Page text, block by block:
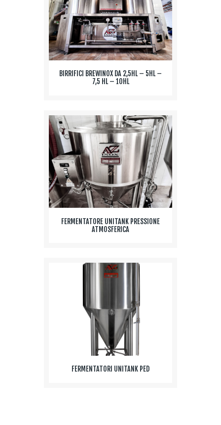
BIRRIFICI BREWINOX DA 2,5HL – 5HL –
7,5 HL – 10HL
FERMENTATORE UNITANK PRESSIONE
ATMOSFERICA
FERMENTATORI UNITANK PED